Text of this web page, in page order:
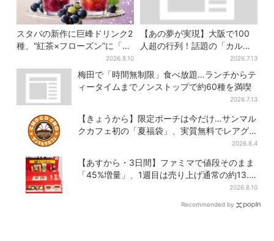
スタバの新作に巨峰ドリンク2
種、“紅茶×フローズン”に「楽
しみでしかない」とSNSで喜
びの声
2026.8.10
【あの夢が実現】大阪で100
人超の行列！話題の「カルピ
スじゃぐち」本格始動、2030
年までに1000台へ
2026.7.13
梅田で「時間無制限」食べ放題…ランチからテ
ィータイムまでノンストップで約60種を満喫
2026.7.13
【きょうから】限定ポーチは今だけ…サンマル
クカフェ初の「夏福袋」、実質無料でレアグ
2026.8.4
【あすから・3日間】ファミマで値段そのまま
「45%増量」、1週目は売り上げ通常の約13.5
倍と大好評、2週目は全6品がラインアップ2026.8.10
Recommended by